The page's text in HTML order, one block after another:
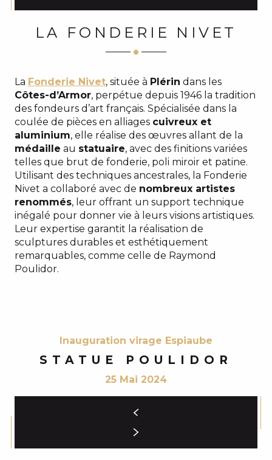
LA FONDERIE NIVET
La Fonderie Nivet, située à Plérin dans les
Côtes-d’Armor, perpétue depuis 1946 la tradition
des fondeurs d’art français. Spécialisée dans la
coulée de pièces en alliages cuivreux et
aluminium, elle réalise des œuvres allant de la
médaille au statuaire, avec des finitions variées
telles que brut de fonderie, poli miroir et patine.
Utilisant des techniques ancestrales, la Fonderie
Nivet a collaboré avec de nombreux artistes
renommés, leur offrant un support technique
inégalé pour donner vie à leurs visions artistiques.
Leur expertise garantit la réalisation de
sculptures durables et esthétiquement
remarquables, comme celle de Raymond
Poulidor.
Inauguration virage Espiaube
STATUE POULIDOR
25 Mai 2024